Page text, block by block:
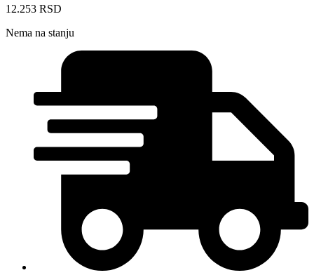
12.253 RSD
Nema na stanju